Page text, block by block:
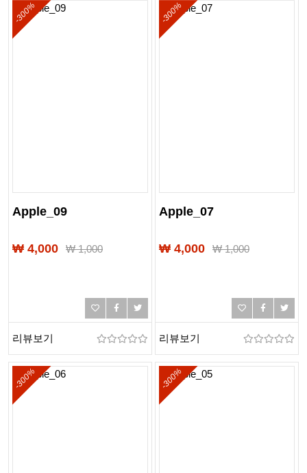
-300%
Apple_09
₩ 4,000 ₩1,000
리뷰보기
-300%
Apple_07
₩ 4,000 ₩1,000
리뷰보기
-300% -300%